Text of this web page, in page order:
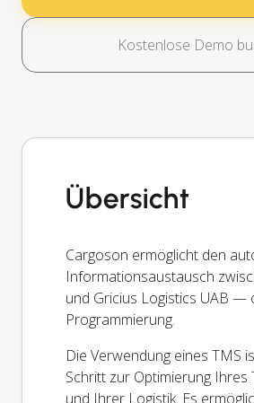
Kostenlose Demo
Übersicht
Cargoson ermöglicht den
Informationsaustausch
und Gricius Logistics UAB —
Programmierung.
Die Verwendung eines TMS
Schritt zur Optimierung Ihres
und Ihrer Logistik. Es